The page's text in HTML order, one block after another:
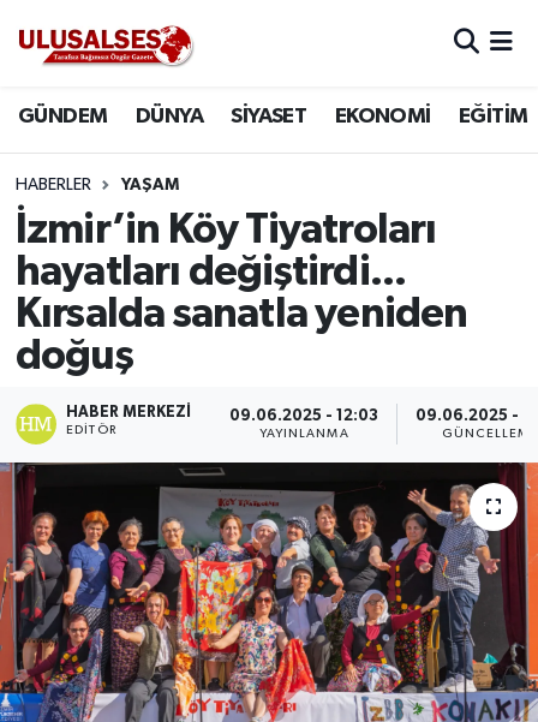
GÜNDEM DÜNYA SİYASET EKONOMİ EĞİTİM
HABERLER YAŞAM
İzmir’in Köy Tiyatroları
hayatları değiştirdi...
Kırsalda sanatla yeniden
doğuş
HABER MERKEZI
EDITÖR
09.06.2025 - 12:03
YAYINLANMA
09.06.2025 -
GÜNCELLEME
DÜNYA
SİYASET
EKONOMİ
EĞİTİM
MAGAZİN
SPOR
Trafik Durumu
Süper Lig Puan Durumu ve Fikstür
Tüm Manşetler
Son Dakika Haberleri